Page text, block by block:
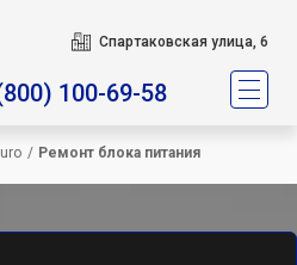
Спартаковская улица, 6
100-69-58
/ Ремонт блока питания